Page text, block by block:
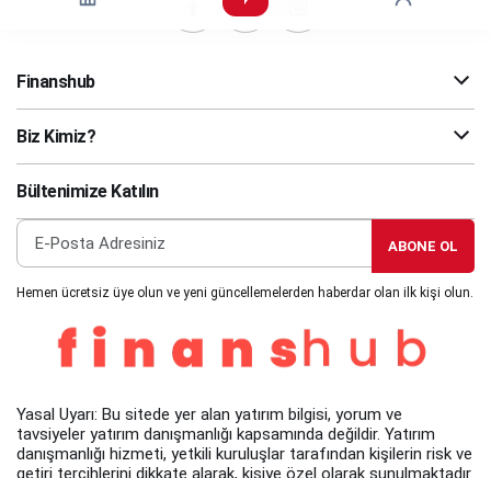
Finanshub
Biz Kimiz?
Bültenimize Katılın
ABONE OL
Hemen ücretsiz üye olun ve yeni güncellemelerden haberdar olan ilk kişi olun.
Yasal Uyarı: Bu sitede yer alan yatırım bilgisi, yorum ve
tavsiyeler yatırım danışmanlığı kapsamında değildir. Yatırım
danışmanlığı hizmeti, yetkili kuruluşlar tarafından kişilerin risk ve
getiri tercihlerini dikkate alarak, kişiye özel olarak sunulmaktadır.